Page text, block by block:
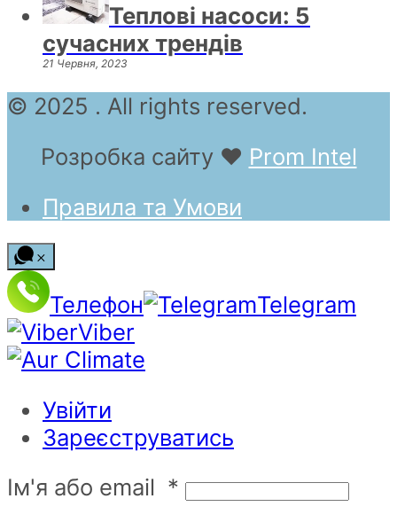
Теплові насоси: 5
сучасних трендів
21 Червня, 2023
© 2025 . All rights reserved.
Розробка сайту ❤ Prom Intel
Правила та Умови
Телефон
Telegram
Viber
Увійти
Зареєструватись
Ім'я або email *